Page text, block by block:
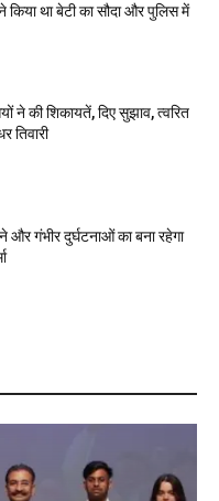
किया था बेटी का सौदा और पुलिस में
ने की शिकायतें, दिए सुझाव, त्वरित
तिवारी
गंभीर दुर्घटनाओं का बना रहेगा